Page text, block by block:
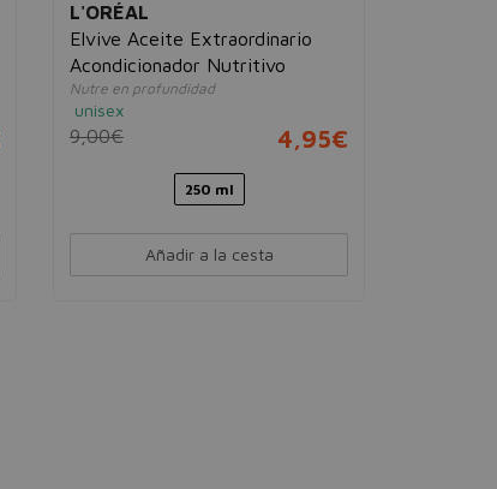
L'ORÉAL
Elvive Aceite Extraordinario
Acondicionador Nutritivo
Nutre en profundidad
unisex
9,00€ 4,95€
250 ml
Añadir a la cesta